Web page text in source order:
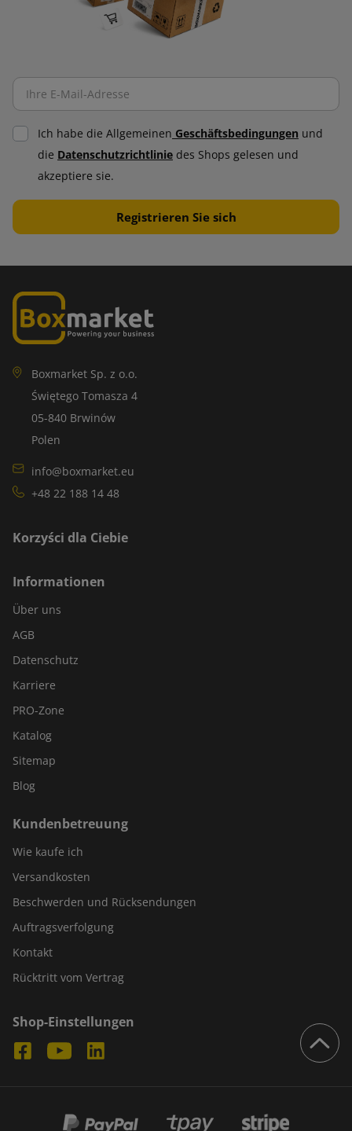
Ich habe die Allgemeinen Geschäftsbedingungen und
die Datenschutzrichtlinie des Shops gelesen und
akzeptiere sie.
Boxmarket Sp. z o.o.
Świętego Tomasza 4
05-840 Brwinów
Polen
info@boxmarket.eu
+48 22 188 14 48
Korzyści dla Ciebie
Informationen
Über uns
AGB
Datenschutz
Karriere
PRO-Zone
Katalog
Sitemap
Blog
Kundenbetreuung
Wie kaufe ich
Versandkosten
Beschwerden und Rücksendungen
Auftragsverfolgung
Kontakt
Rücktritt vom Vertrag
Shop-Einstellungen